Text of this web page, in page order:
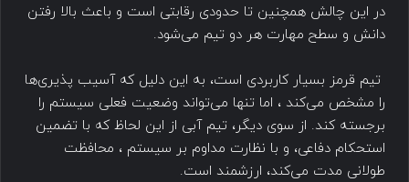
در این چالش همچنین تا حدودی رقابتی است و باعث بالا رفتن
دانش و سطح مهارت هر دو تیم می‌شود.
تیم قرمز بسیار کاربردی است، به این دلیل که آسیب پذیری‌ها
را مشخص می‌کند ، اما تنها می‌تواند وضعیت فعلی سیستم را
برجسته کند. از سوی دیگر، تیم آبی از این لحاظ که با تضمین
استحکام دفاعی، و با نظارت مداوم بر سیستم ، محافظت
طولانی مدت می‌کند، ارزشمند است.